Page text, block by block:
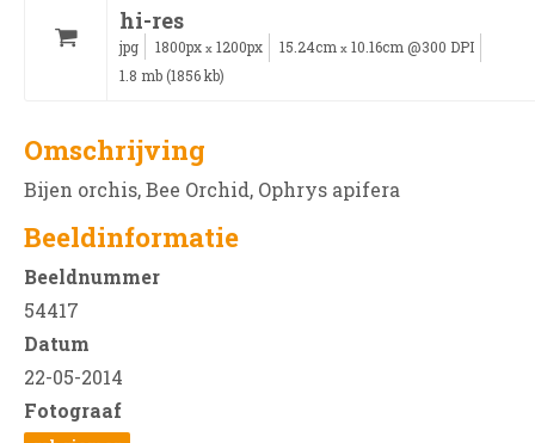
hi-res
jpg 1800px x 1200px 15.24cm x 10.16cm @300 DPI
1.8 mb (1856 kb)
Omschrijving
Bijen orchis, Bee Orchid, Ophrys apifera
Beeldinformatie
Beeldnummer
54417
Datum
22-05-2014
Fotograaf